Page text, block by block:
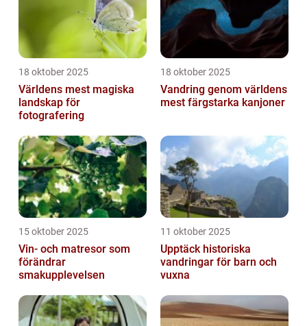
18 oktober 2025
Världens mest magiska
landskap för
fotografering
18 oktober 2025
Vandring genom världens
mest färgstarka kanjoner
15 oktober 2025
Vin- och matresor som
förändrar
smakupplevelsen
11 oktober 2025
Upptäck historiska
vandringar för barn och
vuxna